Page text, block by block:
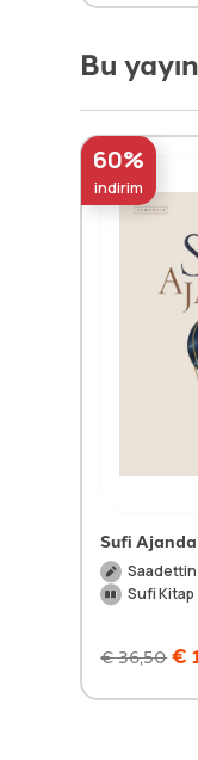
Bu
60%
indirim
Sufi Ajanda
Sufi Kitap
€36,50 €